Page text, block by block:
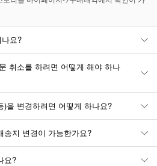
요?
취소를 하려면 어떻게 해야 하나
)을 변경하려면 어떻게 하나요?
송지 변경이 가능한가요?
요?